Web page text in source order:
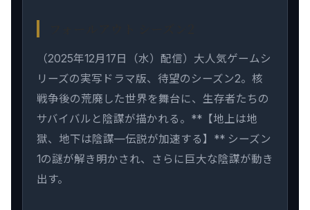
（2025年12月17日（水）配信）大人気ゲームシ
リーズの実写ドラマ版、待望のシーズン2。核
戦争後の荒廃した世界を舞台に、生存者たちの
サバイバルと陰謀が描かれる。**【地上は地
獄、地下は陰謀—伝説が加速する】** シーズン
1の謎が解き明かされ、さらに巨大な陰謀が動き
出す。